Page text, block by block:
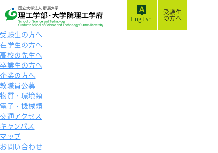
受験生
の方へ
受験生の方へ
在学生の方へ
高校の先生へ
卒業生の方へ
企業の方へ
教職員公募
物質・環境類
電子・機械類
交通アクセス
キャンパス
マップ
お問い合わせ
English